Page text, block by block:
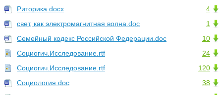
4
Риторика.docx
1
свет, как электромагнитная волна.doc
10
Семейный кодекс Российской Федерации.doc
24
Социогич.Исследование.rtf
120
Социогич.Исследование.rtf
38
Социология.doc